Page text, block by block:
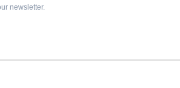
newsletter.